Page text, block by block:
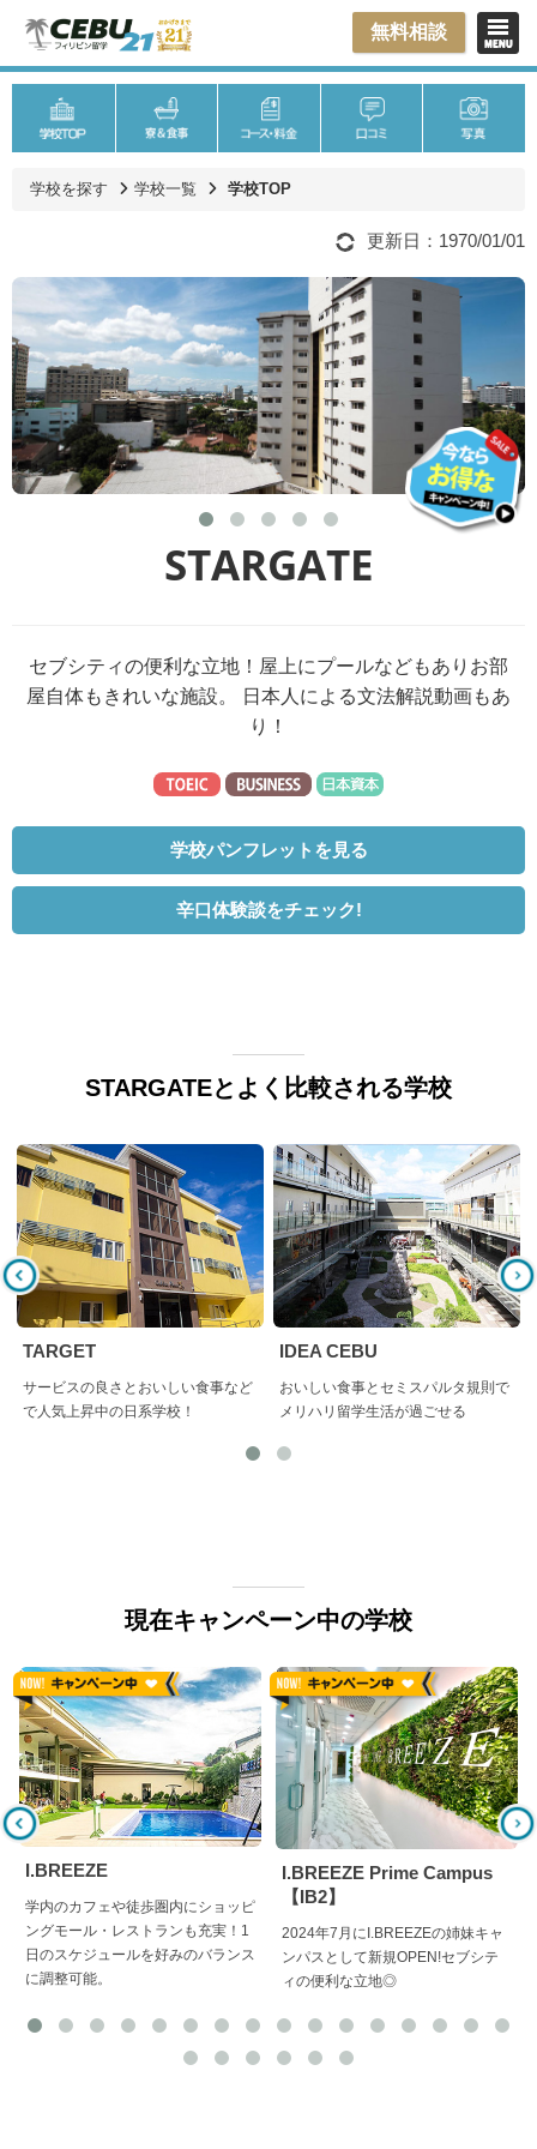
無料相談
学校を探す 学校一覧 学校TOP
更新日：1970/01/01
STARGATE
セブシティの便利な立地！屋上にプールなどもありお部
屋自体もきれいな施設。 日本人による文法解説動画もあ
り！
学校パンフレットを見る
辛口体験談をチェック!
STARGATEとよく比較される学校
TARGET
サービスの良さとおいしい食事など
で人気上昇中の日系学校！
IDEA CEBU
おいしい食事とセミスパルタ規則で
メリハリ留学生活が過ごせる
現在キャンペーン中の学校
I.BREEZE
学内のカフェや徒歩圏内にショッピ
ングモール・レストランも充実！1
日のスケジュールを好みのバランス
に調整可能。
I.BREEZE Prime Campus
【IB2】
2024年7月にI.BREEZEの姉妹キャ
ンパスとして新規OPEN!セブシテ
ィの便利な立地◎